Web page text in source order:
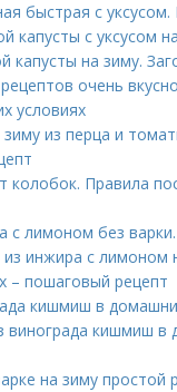
быстрая с
капусты с уксусом
капусты на зиму.
очень
условиях
из перца и
колобок. Правила
с лимоном без
инжира с лимоном
– пошаговый рецепт
кишмиш в
винограда кишмиш в
на зиму простой